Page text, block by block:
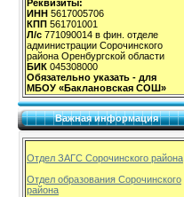
Реквизиты:
ИНН 5617005706
КПП 561701001
Л/с 771090014 в фин. отделе
администрации Сорочинского
района Оренбургской области
БИК 045308000
Обязательно указать - для
МБОУ «Баклановская СОШ»
Важная информация
Отдел ЗАГС Сорочинского района
Отдел образования Сорочинского
района